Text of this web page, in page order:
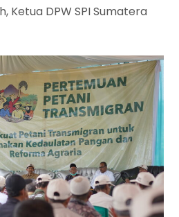
Ketua DPW SPI Sumatera